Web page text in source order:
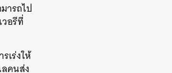
ารถไป
อรีที่
เร่งให้
คนส่ง